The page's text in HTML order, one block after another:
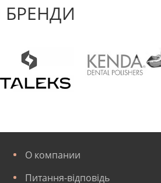
О компании
Питання-відповідь